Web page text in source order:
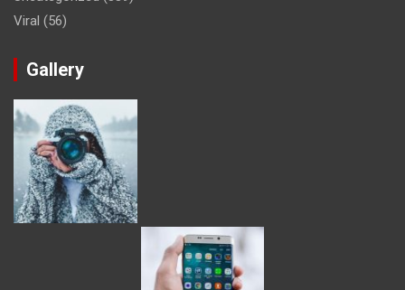
Viral (56)
Gallery